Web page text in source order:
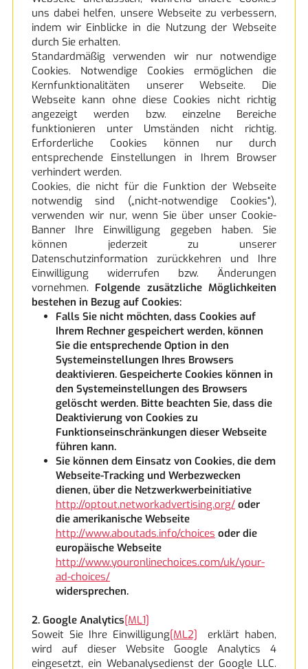
uns dabei helfen, unsere Webseite zu verbessern,
indem wir Einblicke in die Nutzung der Webseite
durch Sie erhalten.
Standardmäßig verwenden wir nur notwendige
Cookies. Notwendige Cookies ermöglichen die
Kernfunktionalitäten unserer Webseite. Die
Webseite kann ohne diese Cookies nicht richtig
angezeigt werden bzw. einzelne Bereiche
funktionieren unter Umständen nicht richtig.
Erforderliche Cookies können nur durch
entsprechende Einstellungen in Ihrem Browser
verhindert werden.
Cookies, die nicht für die Funktion der Webseite
notwendig sind („nicht-notwendige Cookies“),
verwenden wir nur, wenn Sie über unser Cookie-
Banner Ihre Einwilligung gegeben haben. Sie
können jederzeit zu unserer
Datenschutzinformation zurückkehren und Ihre
Einwilligung widerrufen bzw. Änderungen
vornehmen. Folgende zusätzliche Möglichkeiten
bestehen in Bezug auf Cookies:
Falls Sie nicht möchten, dass Cookies auf
Ihrem Rechner gespeichert werden, können
Sie die entsprechende Option in den
Systemeinstellungen Ihres Browsers
deaktivieren. Gespeicherte Cookies können in
den Systemeinstellungen des Browsers
gelöscht werden. Bitte beachten Sie, dass die
Deaktivierung von Cookies zu
Funktionseinschränkungen dieser Webseite
führen kann.
Sie können dem Einsatz von Cookies, die dem
Webseite-Tracking und Werbezwecken
dienen, über die Netzwerkwerbeinitiative
http://optout.networkadvertising.org/oder
die amerikanische Webseite
http://www.aboutads.info/choices oder die
europäische Webseite
http://www.youronlinechoices.com/uk/your-
ad-choices/
widersprechen.
2. Google Analytics[ML1]
Soweit Sie Ihre Einwilligung[ML2] erklärt haben,
wird auf dieser Website Google Analytics 4
eingesetzt, ein Webanalysedienst der Google LLC.